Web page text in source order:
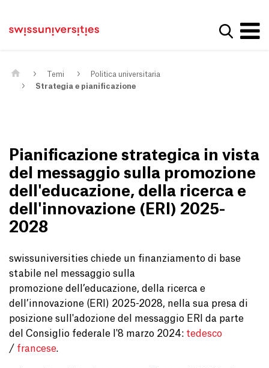
Navigazione principale
Contenuto
Meta Navigation
Mostra
Temi
Politica universitaria
Strategia e pianificazione
Pianificazione strategica in vista
del messaggio sulla promozione
dell'educazione, della ricerca e
dell'innovazione (ERI) 2025-
2028
swissuniversities chiede un finanziamento di base
stabile nel messaggio sulla
promozione dell’educazione, della ricerca e
dell’innovazione (ERI) 2025-2028, nella sua presa di
posizione sull'adozione del messaggio ERI da parte
del Consiglio federale l'8 marzo 2024: tedesco
/ francese.